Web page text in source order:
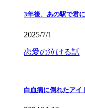
3年後、あの駅で君
2025/7/1
恋愛の泣ける話
白血病に倒れたア